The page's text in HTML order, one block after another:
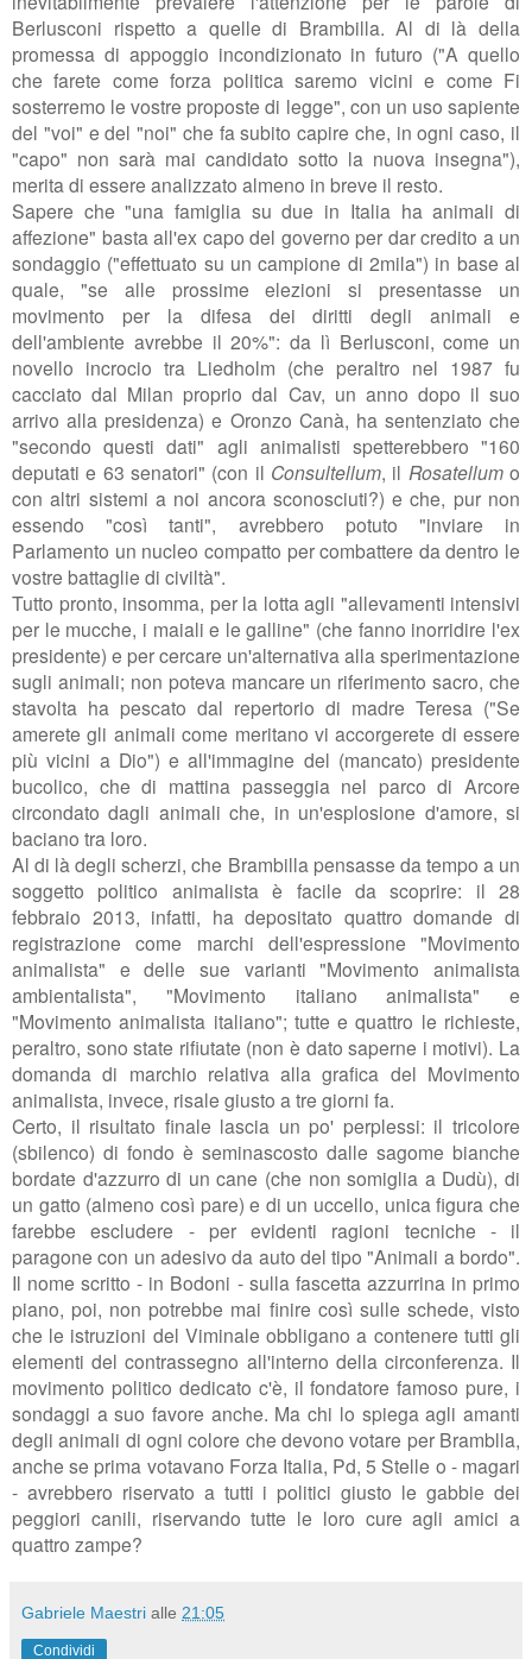
Berlusconi rispetto a quelle di Brambilla. Al di là della
promessa di appoggio incondizionato in futuro ("A quello
che farete come forza politica saremo vicini e come Fi
sosterremo le vostre proposte di legge", con un uso sapiente
del "voi" e del "noi" che fa subito capire che, in ogni caso, il
"capo" non sarà mai candidato sotto la nuova insegna"),
merita di essere analizzato almeno in breve il resto.
Sapere che "una famiglia su due in Italia ha animali di
affezione" basta all'ex capo del governo per dar credito a un
sondaggio ("effettuato su un campione di 2mila") in base al
quale, "se alle prossime elezioni si presentasse un
movimento per la difesa dei diritti degli animali e
dell'ambiente avrebbe il 20%": da lì Berlusconi, come un
novello incrocio tra Liedholm (che peraltro nel 1987 fu
cacciato dal Milan proprio dal Cav, un anno dopo il suo
arrivo alla presidenza) e Oronzo Canà, ha sentenziato che
"secondo questi dati" agli animalisti spetterebbero "160
deputati e 63 senatori" (con il Consultellum, il Rosatellumo
con altri sistemi a noi ancora sconosciuti?) e che, pur non
essendo "così tanti", avrebbero potuto "inviare in
Parlamento un nucleo compatto per combattere da dentro le
vostre battaglie di civiltà".
Tutto pronto, insomma, per la lotta agli "allevamenti intensivi
per le mucche, i maiali e le galline" (che fanno inorridire l'ex
presidente) e per cercare un'alternativa alla sperimentazione
sugli animali; non poteva mancare un riferimento sacro, che
stavolta ha pescato dal repertorio di madre Teresa ("Se
amerete gli animali come meritano vi accorgerete di essere
più vicini a Dio") e all'immagine del (mancato) presidente
bucolico, che di mattina passeggia nel parco di Arcore
circondato dagli animali che, in un'esplosione d'amore, si
baciano tra loro.
Al di là degli scherzi, che Brambilla pensasse da tempo a un
soggetto politico animalista è facile da scoprire: il 28
febbraio 2013, infatti, ha depositato quattro domande di
registrazione come marchi dell'espressione "Movimento
animalista" e delle sue varianti "Movimento animalista
ambientalista", "Movimento italiano animalista" e
"Movimento animalista italiano"; tutte e quattro le richieste,
peraltro, sono state rifiutate (non è dato saperne i motivi). La
domanda di marchio relativa alla grafica del Movimento
animalista, invece, risale giusto a tre giorni fa.
Certo, il risultato finale lascia un po' perplessi: il tricolore
(sbilenco) di fondo è seminascosto dalle sagome bianche
bordate d'azzurro di un cane (che non somiglia a Dudù), di
un gatto (almeno così pare) e di un uccello, unica figura che
farebbe escludere - per evidenti ragioni tecniche - il
paragone con un adesivo da auto del tipo "Animali a bordo".
Il nome scritto - in Bodoni - sulla fascetta azzurrina in primo
piano, poi, non potrebbe mai finire così sulle schede, visto
che le istruzioni del Viminale obbligano a contenere tutti gli
elementi del contrassegno all'interno della circonferenza. Il
movimento politico dedicato c'è, il fondatore famoso pure, i
sondaggi a suo favore anche. Ma chi lo spiega agli amanti
degli animali di ogni colore che devono votare per Bramblla,
anche se prima votavano Forza Italia, Pd, 5 Stelle o - magari
- avrebbero riservato a tutti i politici giusto le gabbie dei
peggiori canili, riservando tutte le loro cure agli amici a
quattro zampe?
Gabriele Maestri alle 21:05
Condividi